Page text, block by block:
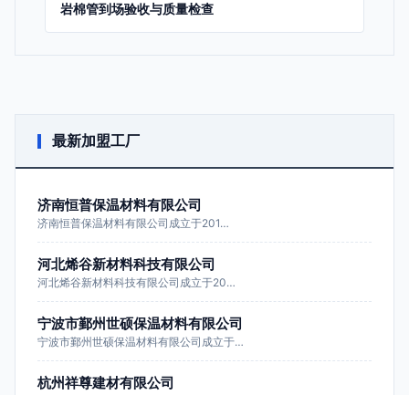
岩棉管到场验收与质量检查
最新加盟工厂
济南恒普保温材料有限公司
济南恒普保温材料有限公司成立于201…
河北烯谷新材料科技有限公司
河北烯谷新材料科技有限公司成立于20…
宁波市鄞州世硕保温材料有限公司
宁波市鄞州世硕保温材料有限公司成立于…
杭州祥尊建材有限公司